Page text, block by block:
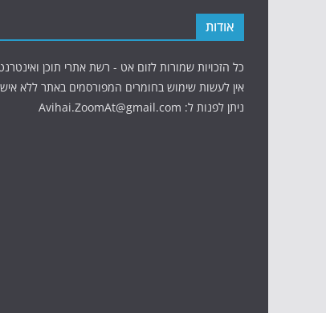
אודות
כל הזכויות שמורות לזום אט - רשת אתרי תוכן
אין לעשות שימוש בחומרים המפורסמים באתר ללא
ניתן לפנות ל: Avihai.ZoomAt@gmail.com